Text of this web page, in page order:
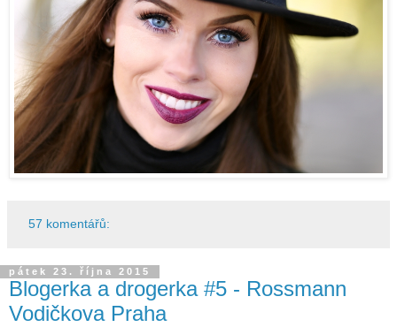
57 komentářů:
pátek 23. října 2015
Blogerka a drogerka #5 - Rossmann
Vodičkova Praha